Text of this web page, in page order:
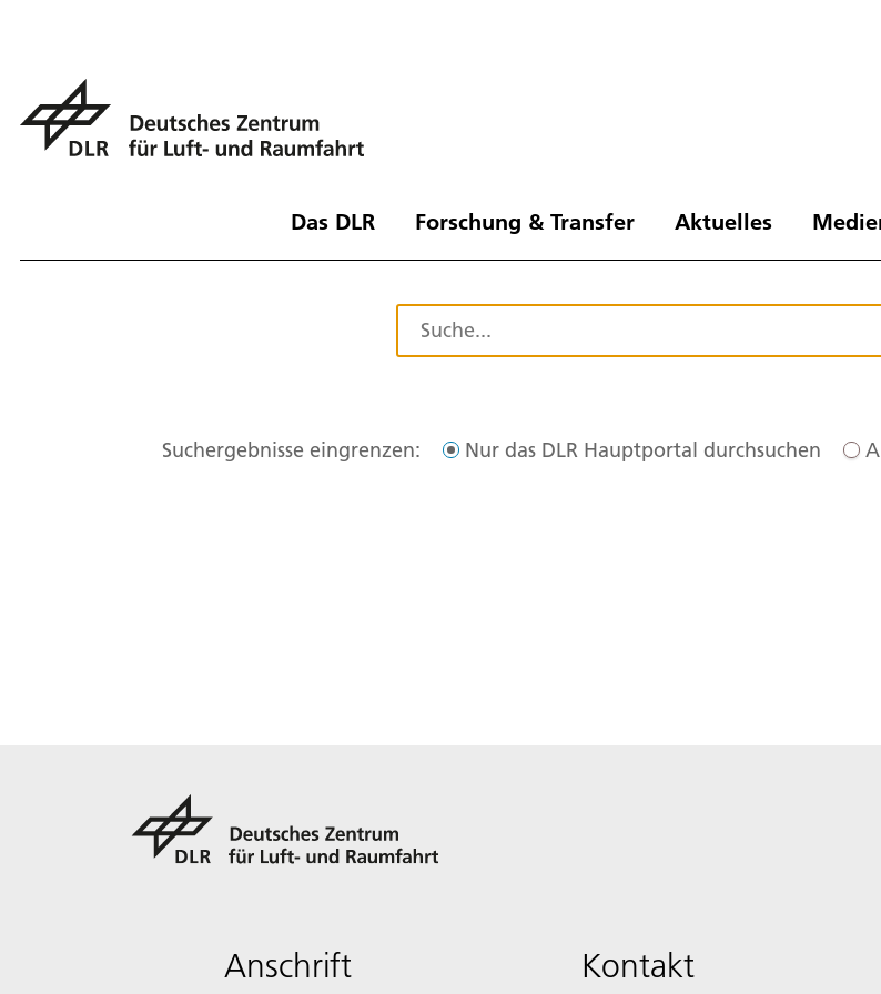
Das DLR Forschung & Transfer Aktuelles
Suchergebnisse eingrenzen: Nur das DLR Hauptportal durchsuchen
Anschrift Kontakt